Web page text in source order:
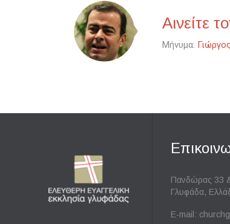
Αινείτε
Μήνυμα:
Πανδώρας 33
Γλυφάδα,
E-mail: